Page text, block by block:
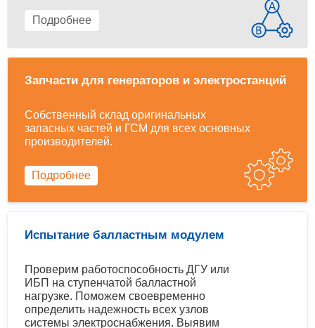
Подробнее
Запчасти для генераторов и электростанций
Собственный склад оригинальных
запасных частей и ГСМ для всех основных
производителей.
Подробнее
Испытание балластным модулем
Проверим работоспособность ДГУ или
ИБП на ступенчатой балластной
нагрузке. Поможем своевременно
определить надежность всех узлов
системы электроснабжения. Выявим